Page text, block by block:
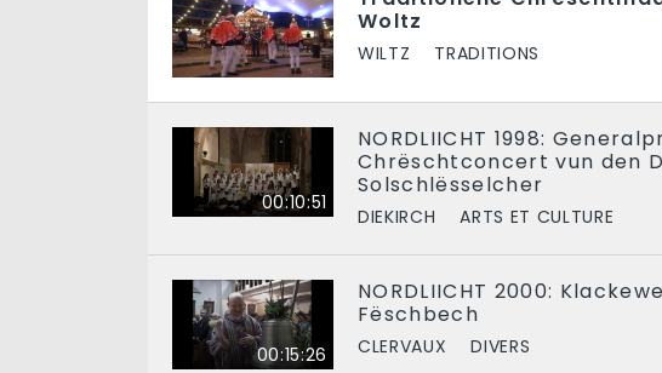
Woltz
WILTZ TRADITIONS
00:10:51
NORDLIICHT 1998:
Chrëschtconcert vun den
Solschlësselcher
DIEKIRCH ARTS ET CULTURE
00:15:26
NORDLIICHT 2000:
Fëschbech
CLERVAUX DIVERS